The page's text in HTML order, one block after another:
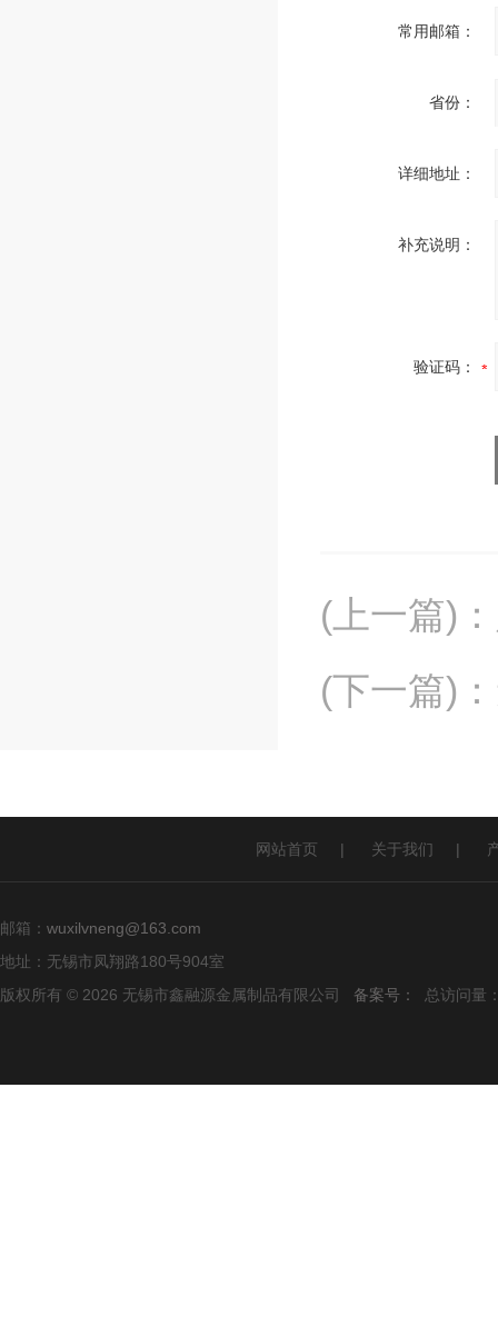
常用邮箱：
省份：
详细地址：
补充说明：
验证码：
(上一篇) ：
(下一篇) ：
网站首页 | 关于我们 |
邮箱： wuxilvneng@163.com
地址：无锡市凤翔路180号904室
版权所有 © 2026 无锡市鑫融源金属制品有限公司 备案号： 总访问量